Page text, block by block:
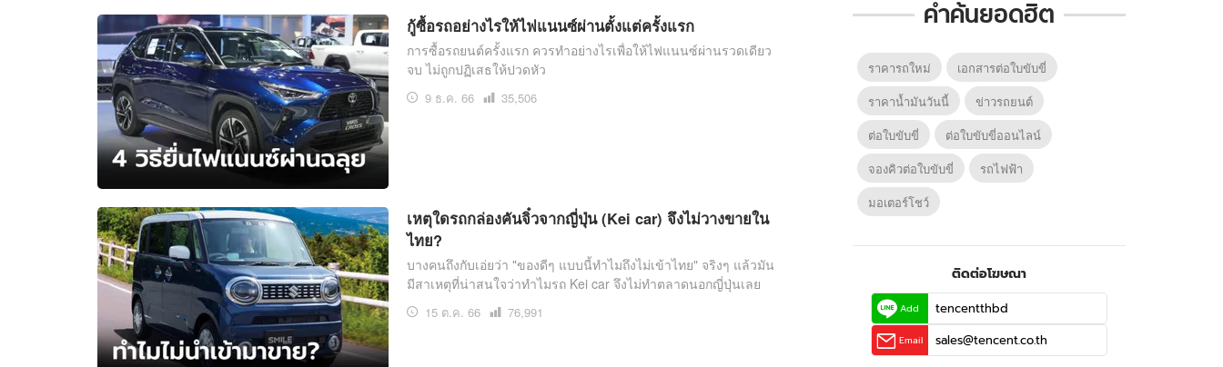
กู้ซื้อรถอย่างไรให้ไฟแนนซ์ผ่านตั้งแต่ครั้งแรก
การซื้อรถยนต์ครั้งแรก ควรทำอย่างไรเพื่อให้ไฟแนนซ์ผ่านรวดเดียว
จบ ไม่ถูกปฏิเสธให้ปวดหัว
9 ธ.ค. 66
เปิด
35,506
เหตุใดรถกล่องคันจิ๋วจากญี่ปุ่น (Kei car) จึงไม่วางขายใน
ไทย?
บางคนถึงกับเอ่ยว่า "ของดีๆ แบบนี้ทำไมถึงไม่เข้าไทย" จริงๆ แล้วมัน
มีสาเหตุที่น่าสนใจว่าทำไมรถ Kei car จึงไม่ทำตลาดนอกญี่ปุ่นเลย
15 ต.ค. 66
เปิด
76,991
คำค้นยอดฮิต
ราคารถใหม่
เอกสารต่อใบขับขี่
ราคาน้ำมันวันนี้
ข่าวรถยนต์
ต่อใบขับขี่
ต่อใบขับขี่ออนไลน์
จองคิวต่อใบขับขี่
รถไฟฟ้า
มอเตอร์โชว์
ติดต่อโฆษณา
Add tencentthbd
Email sales@tencent.co.th